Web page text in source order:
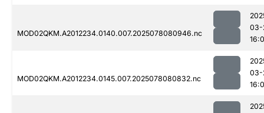
MOD02QKM.A2012234.0140.007.2025078080946.nc
03-
MOD02QKM.A2012234.0145.007.2025078080832.nc
03-